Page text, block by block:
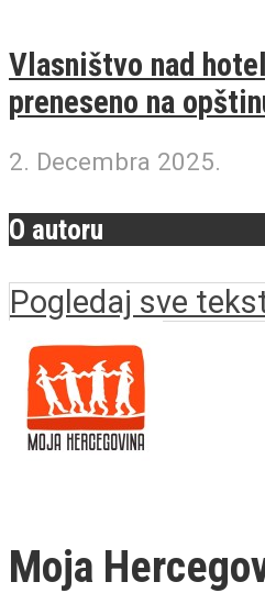
Vlasništvo nad
preneseno na
2. Decembra 2025.
O autoru
Pogledaj sve
Moja